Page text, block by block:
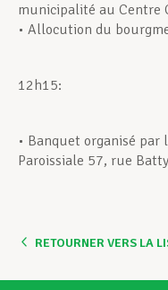
municipalité au Centre
• Allocution du
12h15:
• Banquet organisé par
Paroissiale 57, rue
RETOURNER VERS LA